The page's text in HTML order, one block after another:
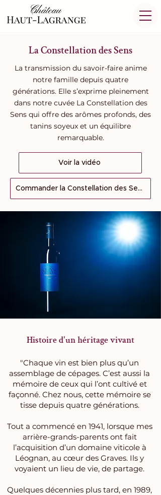
La Constellation des Sens
La transmission du savoir-faire anime
notre famille depuis quatre
générations. Elle s’exprime pleinement
dans notre cuvée La Constellation des
Sens qui offre des arômes profonds, des
tanins soyeux et un équilibre
remarquable.
Voir la vidéo
Commander la Constellation des Sens
Histoire d'un héritage vivant
"Chaque vin est bien plus qu’un
assemblage de cépages. C’est aussi la
mémoire de ceux qui l’ont cultivé et
façonné. Chez nous, cette mémoire se
tisse depuis quatre générations.
Tout a commencé en 1941, lorsque mes
arrière-grands-parents ont fait
l’acquisition d’un domaine viticole à
Léognan, au cœur des Graves. Ils y
voyaient un lieu de vie, de partage.
Quelques décennies plus tard, en 1989,